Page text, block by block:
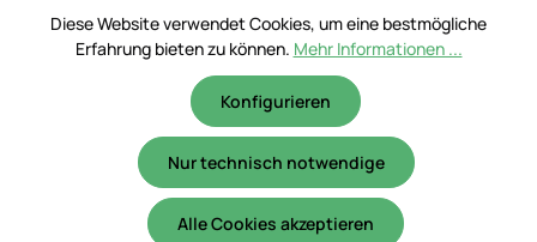
Diese Website verwendet Cookies, um eine bestmögliche
Erfahrung bieten zu können. Mehr Informationen ...
Nur technisch notwendige
Konfigurieren
Alle Cookies akzeptieren